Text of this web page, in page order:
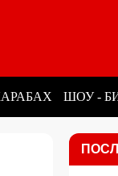
ШОУ -